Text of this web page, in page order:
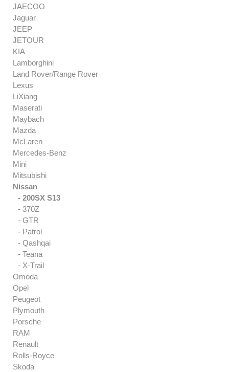
JAECOO
Jaguar
JEEP
JETOUR
KIA
Lamborghini
Land Rover/Range Rover
Lexus
LiXiang
Maserati
Maybach
Mazda
McLaren
Mercedes-Benz
Mini
Mitsubishi
Nissan
- 200SX S13
- 370Z
- GTR
- Patrol
- Qashqai
- Teana
- X-Trail
Omoda
Opel
Peugeot
Plymouth
Porsche
RAM
Renault
Rolls-Royce
Skoda